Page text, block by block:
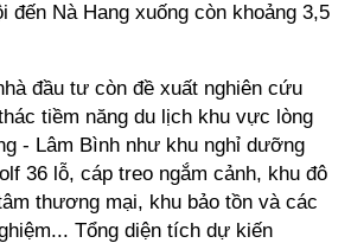
đến Nà Hang xuống còn khoảng 3,5
đầu tư còn đề xuất nghiên cứu
tiềm năng du lịch khu vực lòng
- Lâm Bình như khu nghỉ dưỡng
36 lỗ, cáp treo ngắm cảnh, khu đô
thương mại, khu bảo tồn và các
Tổng diện tích dự kiến